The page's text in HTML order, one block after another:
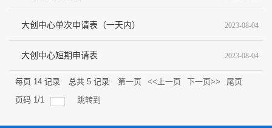
大创中心单次申请表（一天内） 2023-08-04
大创中心短期申请表 2023-08-04
每页 14 记录 总共 5 记录 第一页 <<上一页 下一页>>
尾页
页码 1/1 跳转到